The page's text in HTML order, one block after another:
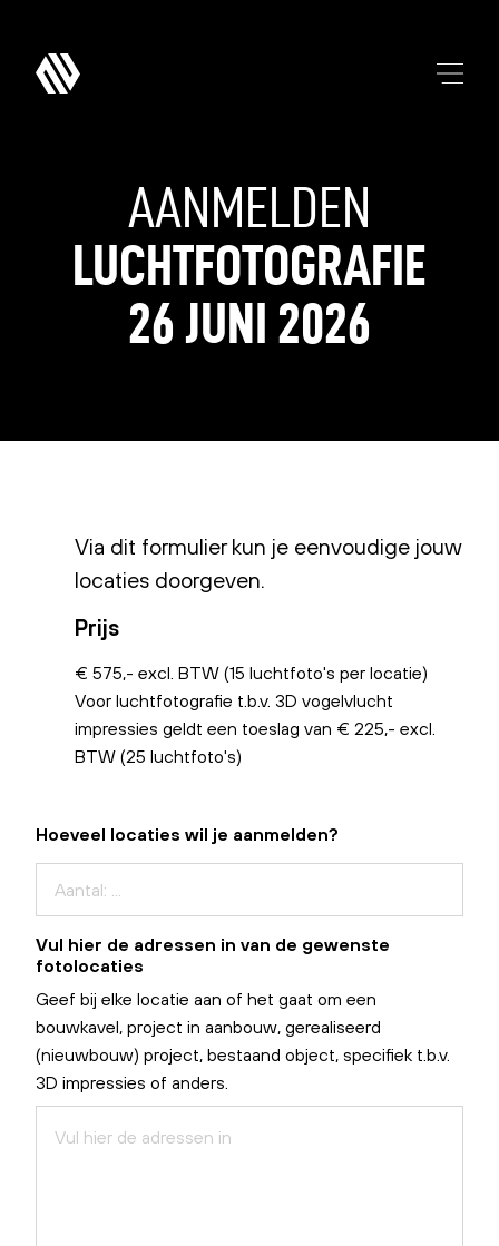
AANMELDEN
LUCHTFOTOGRAFIE
26JUNI 2026
Via dit formulier kun je eenvoudige jouw
locaties doorgeven.
Prijs
€ 575,- excl. BTW (15 luchtfoto's per locatie)
Voor luchtfotografie t.b.v. 3D vogelvlucht
impressies geldt een toeslag van € 225,- excl.
BTW (25 luchtfoto's)
Hoeveel locaties wil je aanmelden?
Vul hier de adressen in van de gewenste
fotolocaties
Geef bij elke locatie aan of het gaat om een
bouwkavel, project in aanbouw, gerealiseerd
(nieuwbouw) project, bestaand object, specifiek t.b.v.
3D impressies of anders.